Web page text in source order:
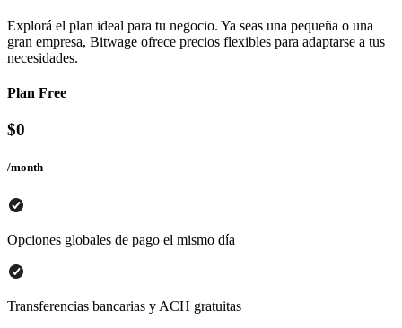
Explorá el plan ideal para tu negocio. Ya seas una pequeña o una
gran empresa, Bitwage ofrece precios flexibles para adaptarse a tus
necesidades.
Plan Free
$0
/month
Opciones globales de pago el mismo día
Transferencias bancarias y ACH gratuitas